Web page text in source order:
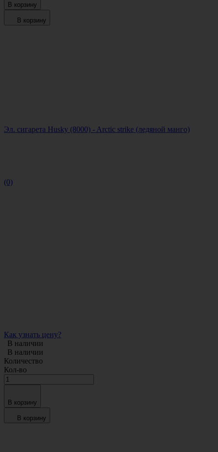
В корзину
В корзину
Эл. сигарета Husky (8000) - Arctic strike (ледяной манго)
(0)
Как узнать цену?
В наличии
В наличии
Количество
Кол-во
В корзину
В корзину